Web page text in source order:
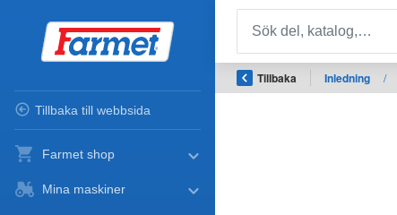
Tillbaka till webbsida
Farmet shop
Mina maskiner
Tillbaka Inledning /